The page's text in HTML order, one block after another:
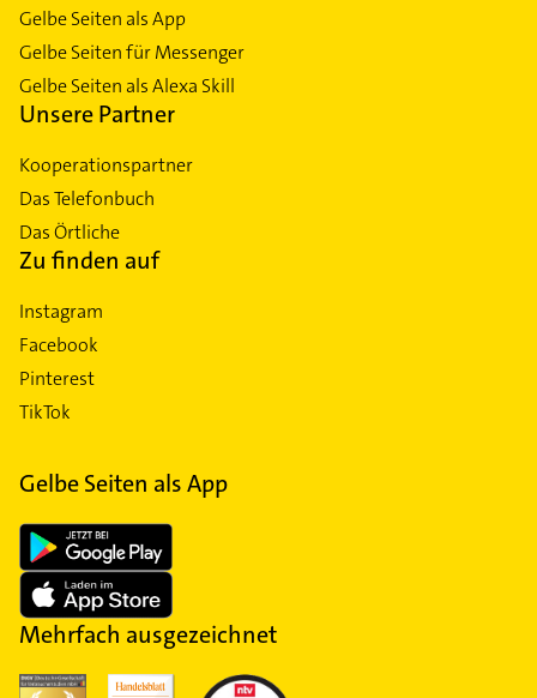
Gelbe Seiten als App
Gelbe Seiten für Messenger
Gelbe Seiten als Alexa Skill
Unsere Partner
Kooperationspartner
Das Telefonbuch
Das Örtliche
Zu finden auf
Instagram
Facebook
Pinterest
TikTok
Gelbe Seiten als App
Mehrfach ausgezeichnet